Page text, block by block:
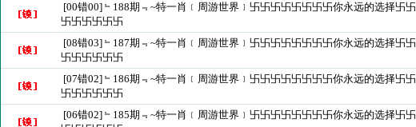
[00错00]﹄188期﹃~特一肖﹝周游世界﹞卐卐卐卐卐卐卐卐你永远的选择卐卐
卐卐卐卐卐卐
[08错03]﹄187期﹃~特一肖﹝周游世界﹞卐卐卐卐卐卐卐卐你永远的选择卐卐
卐卐卐卐卐卐
[07错02]﹄186期﹃~特一肖﹝周游世界﹞卐卐卐卐卐卐卐卐你永远的选择卐卐
卐卐卐卐卐卐
[06错02]﹄185期﹃~特一肖﹝周游世界﹞卐卐卐卐卐卐卐卐你永远的选择卐卐